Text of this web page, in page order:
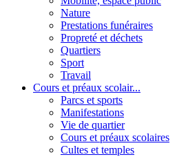
Nature
Prestations funéraires
Propreté et déchets
Quartiers
Sport
Travail
Cours et préaux scolair...
Parcs et sports
Manifestations
Vie de quartier
Cours et préaux scolaires
Cultes et temples